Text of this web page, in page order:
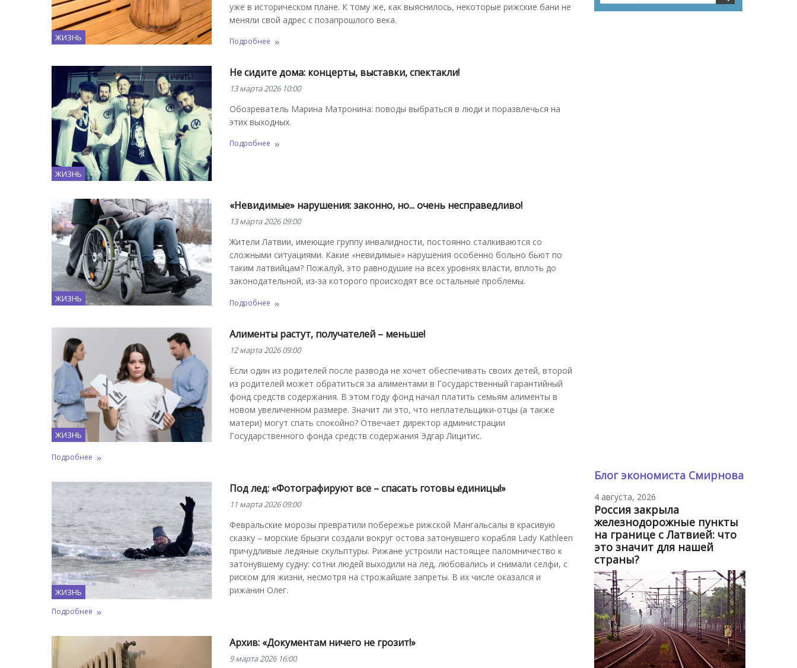
ЖИЗНЬ
уже в историческом плане. К тому же, как выяснилось, некоторые рижские бани не
меняли свой адрес с позапрошлого века.
Подробнее
ЖИЗНЬ
Не сидите дома: концерты, выставки, спектакли!
13 марта 2026 10:00
Обозреватель Марина Матронина: поводы выбраться в люди и поразвлечься на
этих выходных.
Подробнее
ЖИЗНЬ
«Невидимые» нарушения: законно, но... очень несправедливо!
13 марта 2026 09:00
Жители Латвии, имеющие группу инвалидности, постоянно сталкиваются со
сложными ситуациями. Какие «невидимые» нарушения особенно больно бьют по
таким латвийцам? Пожалуй, это равнодушие на всех уровнях власти, вплоть до
законодательной, из-за которого происходят все остальные проблемы.
Подробнее
ЖИЗНЬ
Алименты растут, получателей – меньше!
12 марта 2026 09:00
Если один из родителей после развода не хочет обеспечивать своих детей, второй
из родителей может обратиться за алиментами в Государственный гарантийный
фонд средств содержания. В этом году фонд начал платить семьям алименты в
новом увеличенном размере. Значит ли это, что неплательщики-отцы (а также
матери) могут спать спокойно? Отвечает директор администрации
Государственного фонда средств содержания Эдгар Лицитис.
Подробнее
ЖИЗНЬ
Под лед: «Фотографируют все – спасать готовы единицы!»
11 марта 2026 09:00
Февральские морозы превратили побережье рижской Мангальсалы в красивую
сказку – морские брызги создали вокруг остова затонувшего корабля Lady Kathleen
причудливые ледяные скульптуры. Рижане устроили настоящее паломничество к
затонувшему судну: сотни людей выходили на лед, любовались и снимали селфи, с
риском для жизни, несмотря на строжайшие запреты. В их числе оказался и
рижанин Олег.
Подробнее
Архив: «Документам ничего не грозит!»
9 марта 2026 16:00
Блог экономиста Смирнова
4 августа, 2026
Россия закрыла
железнодорожные пункты
на границе с Латвией: что
это значит для нашей
страны?